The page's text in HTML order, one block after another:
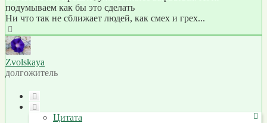
подумываем как бы это сделать
Ни что так не сближает людей, как смех и грех...
к
началу
Zvolskaya
долгожитель
Цитата